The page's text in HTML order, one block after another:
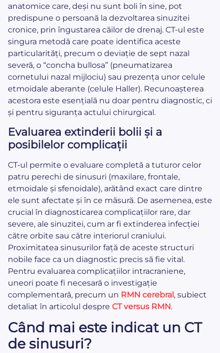
anatomice care, deși nu sunt boli în sine, pot
predispune o persoană la dezvoltarea sinuzitei
cronice, prin îngustarea căilor de drenaj. CT-ul este
singura metodă care poate identifica aceste
particularități, precum o deviație de sept nazal
severă, o “concha bullosa” (pneumatizarea
cornetului nazal mijlociu) sau prezența unor celule
etmoidale aberante (celule Haller). Recunoașterea
acestora este esențială nu doar pentru diagnostic, ci
și pentru siguranța actului chirurgical.
Evaluarea extinderii bolii și a
posibilelor complicații
CT-ul permite o evaluare completă a tuturor celor
patru perechi de sinusuri (maxilare, frontale,
etmoidale și sfenoidale), arătând exact care dintre
ele sunt afectate și în ce măsură. De asemenea, este
crucial în diagnosticarea complicațiilor rare, dar
severe, ale sinuzitei, cum ar fi extinderea infecției
către orbite sau către interiorul craniului.
Proximitatea sinusurilor față de aceste structuri
nobile face ca un diagnostic precis să fie vital.
Pentru evaluarea complicațiilor intracraniene,
uneori poate fi necesară o investigație
complementară, precum un RMN cerebral, subiect
detaliat în articolul despre CT versus RMN.
Când mai este indicat un CT
de sinusuri?